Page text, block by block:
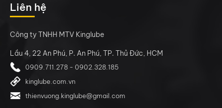
Liên hệ
Công ty TNHH MTV Kinglube
Lầu 4, 22 An Phú, P. An Phú, TP. Thủ Đức, HCM
0909.711.278 - 0902.328.185
kinglube.com.vn
thienvuong.kinglube@gmail.com